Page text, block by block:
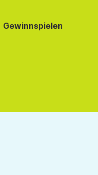
Gewinnspielen